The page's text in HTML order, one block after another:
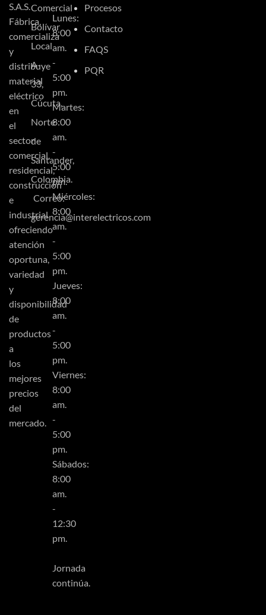
S.A.S.
Fábrica,
comercializa
y
distribuye
material
eléctrico
en
el
sector
comercial,
residencial,
construcción
e
industrial
ofreciendo
atención
oportuna,
variedad
y
disponibilidad
de
productos
a
los
mejores
precios
del
mercado.
Comercial
Bolívar
Local
A-
33,
Cúcuta,
Norte
de
Santander,
Colombia.
Correo:
gerencia@interelectricos.com
Lunes:
8:00
am.
-
5:00
pm.
Martes:
8:00
am.
-
5:00
pm.
Miércoles:
8:00
am.
-
5:00
pm.
Jueves:
8:00
am.
-
5:00
pm.
Viernes:
8:00
am.
-
5:00
pm.
Sábados:
8:00
am.
-
12:30
pm.
Jornada
continúa.
Procesos
Contacto
FAQS
PQR